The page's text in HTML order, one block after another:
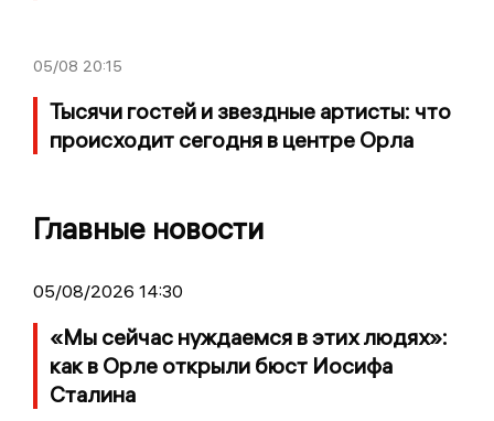
05/08 20:15
Тысячи гостей и звездные артисты: что
происходит сегодня в центре Орла
Главные новости
05/08/2026 14:30
«Мы сейчас нуждаемся в этих людях»:
как в Орле открыли бюст Иосифа
Сталина